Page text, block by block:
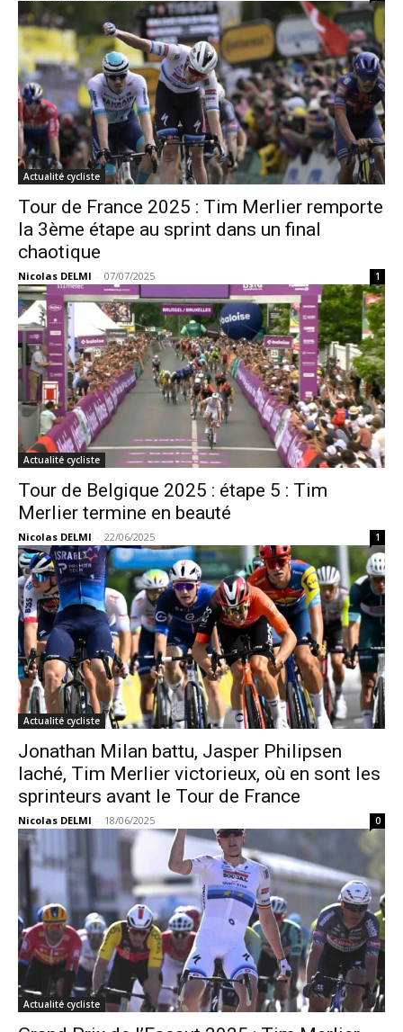
Actualité cycliste
Tour de France 2025 : Tim Merlier remporte
la 3ème étape au sprint dans un final
chaotique
Nicolas DELMI - 07/07/2025 1
Actualité cycliste
Tour de Belgique 2025 : étape 5 : Tim
Merlier termine en beauté
Nicolas DELMI - 22/06/2025 1
Actualité cycliste
Jonathan Milan battu, Jasper Philipsen
laché, Tim Merlier victorieux, où en sont les
sprinteurs avant le Tour de France
Nicolas DELMI - 18/06/2025 0
Actualité cycliste